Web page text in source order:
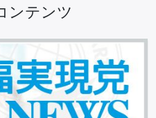
ンテンツ